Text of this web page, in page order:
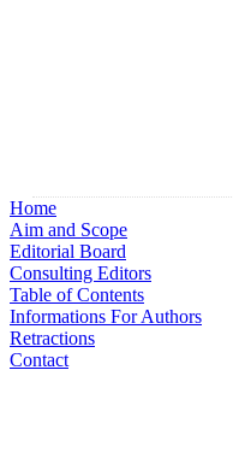
Home
Aim and Scope
Editorial Board
Consulting Editors
Table of Contents
Informations For Authors
Retractions
Contact